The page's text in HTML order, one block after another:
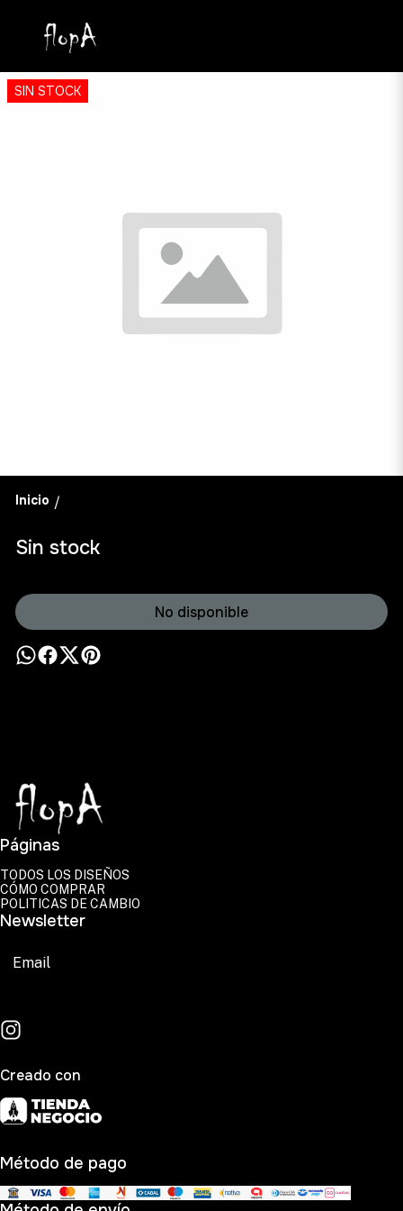
SIN STOCK
Inicio /
Sin stock
No disponible
Páginas
TODOS LOS DISEÑOS
CÓMO COMPRAR
POLITICAS DE CAMBIO
Newsletter
Creado con
Método de pago